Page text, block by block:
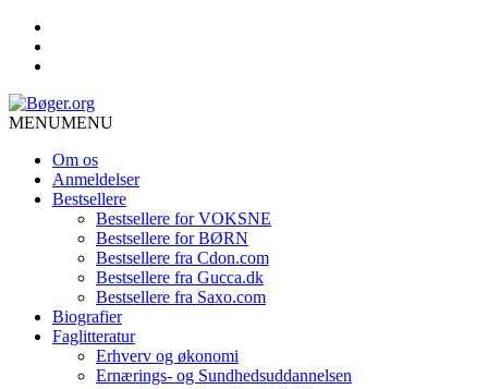
MENUMENU
Om os
Anmeldelser
Bestsellere
Bestsellere for VOKSNE
Bestsellere for BØRN
Bestsellere fra Cdon.com
Bestsellere fra Gucca.dk
Bestsellere fra Saxo.com
Biografier
Faglitteratur
Erhverv og økonomi
Ernærings- og Sundhedsuddannelsen